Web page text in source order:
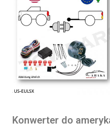
Konwerter do